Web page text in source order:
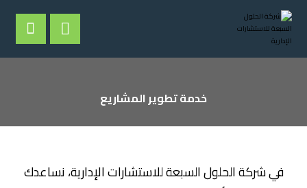
ﺧﺪﻣﺔ ﺗﻄﻮﻳﺮ اﻟﻤﺸﺎرﻳﻊ
ﻓﻲ ﺷﺮﻛﺔ اﻟﺤﻠﻮل اﻟﺴﺒﻌﺔ ﻟﻼﺳﺘﺸﺎرات اﻹدارﻳﺔ، ﻧﺴﺎﻋﺪك